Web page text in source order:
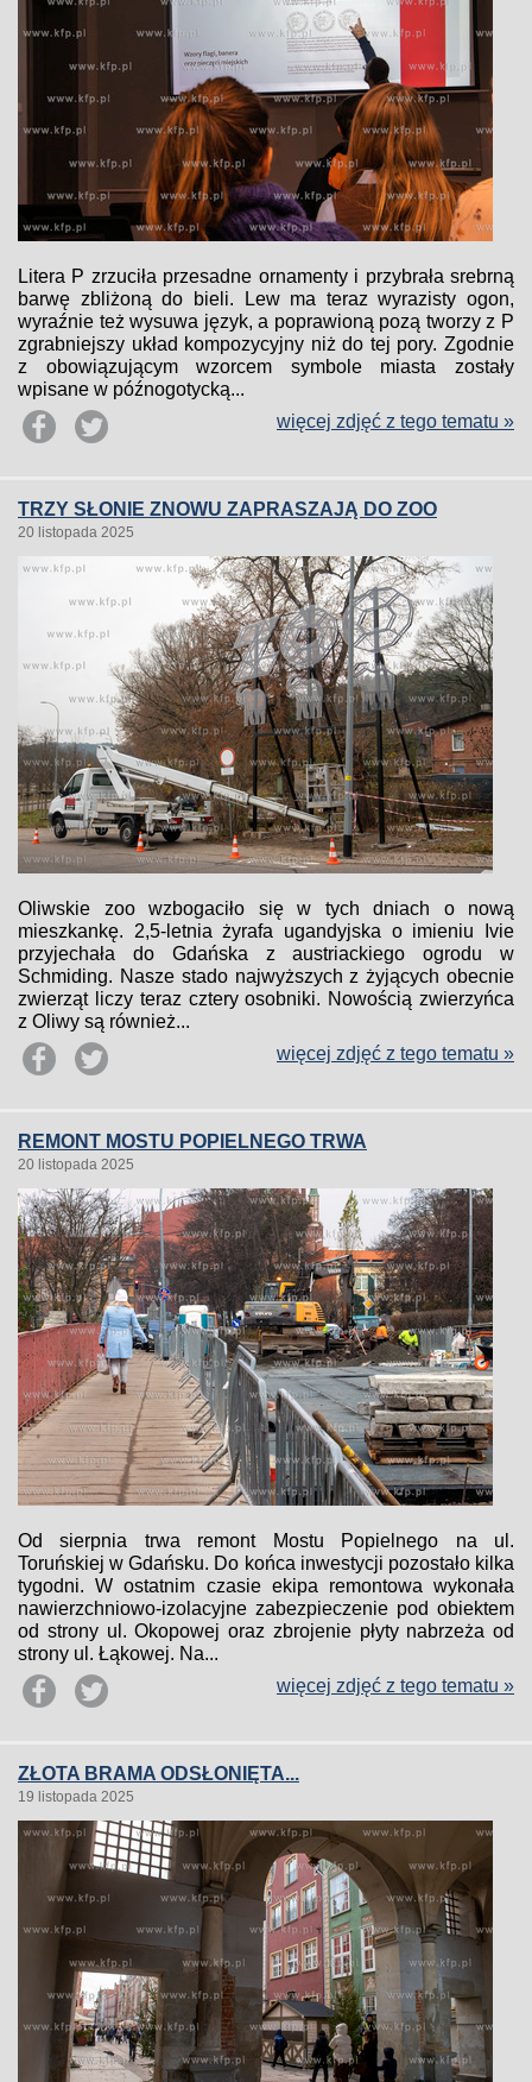
Litera P zrzuciła przesadne ornamenty i przybrała srebrną
barwę zbliżoną do bieli. Lew ma teraz wyrazisty ogon,
wyraźnie też wysuwa język, a poprawioną pozą tworzy z P
zgrabniejszy układ kompozycyjny niż do tej pory. Zgodnie
z obowiązującym wzorcem symbole miasta zostały
wpisane w późnogotycką...
więcej zdjęć z tego tematu »
TRZY SŁONIE ZNOWU ZAPRASZAJĄ DO ZOO
20 listopada 2025
Oliwskie zoo wzbogaciło się w tych dniach o nową
mieszkankę. 2,5-letnia żyrafa ugandyjska o imieniu Ivie
przyjechała do Gdańska z austriackiego ogrodu w
Schmiding. Nasze stado najwyższych z żyjących obecnie
zwierząt liczy teraz cztery osobniki. Nowością zwierzyńca
z Oliwy są również...
więcej zdjęć z tego tematu »
REMONT MOSTU POPIELNEGO TRWA
20 listopada 2025
Od sierpnia trwa remont Mostu Popielnego na ul.
Toruńskiej w Gdańsku. Do końca inwestycji pozostało kilka
tygodni. W ostatnim czasie ekipa remontowa wykonała
nawierzchniowo-izolacyjne zabezpieczenie pod obiektem
od strony ul. Okopowej oraz zbrojenie płyty nabrzeża od
strony ul. Łąkowej. Na...
więcej zdjęć z tego tematu »
ZŁOTA BRAMA ODSŁONIĘTA...
19 listopada 2025